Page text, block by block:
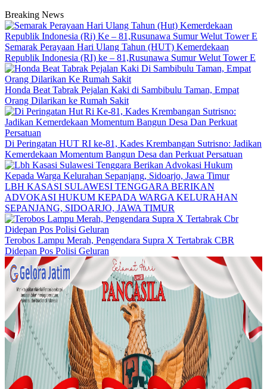
Breaking News
Semarak Perayaan Hari Ulang Tahun (HUT) Kemerdekaan
Republik Indonesia (RI) ke – 81,Rusunawa Sumur Welut Tower E
Honda Beat Tabrak Pejalan Kaki di Sambibulu Taman, Empat
Orang Dilarikan ke Rumah Sakit
Di Peringatan HUT RI ke-81, Kades Krembangan Sutrisno: Jadikan
Kemerdekaan Momentum Bangun Desa dan Perkuat Persatuan
LBH KASASI SULAWESI TENGGARA BERIKAN
ADVOKASI HUKUM KEPADA WARGA KELURAHAN
SEPANJANG, SIDOARJO, JAWA TIMUR
Terobos Lampu Merah, Pengendara Supra X Tertabrak CBR
Didepan Pos Polisi Geluran